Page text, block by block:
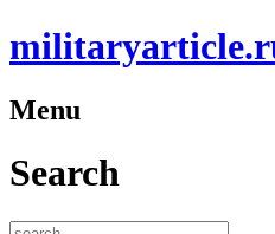
Menu
Search